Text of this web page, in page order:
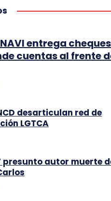
entrega
cuentas al frente
desarticulan red de
LGTCA
presunto autor muerte